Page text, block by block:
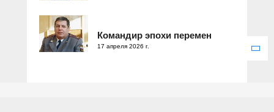
Командир эпохи перемен
17 апреля 2026 г.